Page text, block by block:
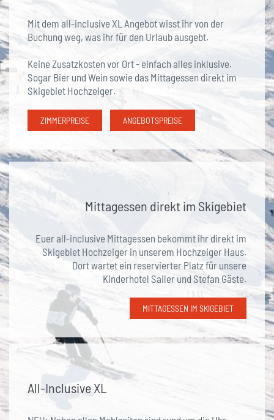
Mit dem all-inclusive XL Angebot wisst ihr von der
Buchung weg, was ihr für den Urlaub ausgebt.
Keine Zusatzkosten vor Ort - einfach alles inklusive.
Sogar Bier und Wein sowie das Mittagessen direkt im
Skigebiet Hochzeiger.
ZIMMERPREISE ANGEBOTSPREISE
Mittagessen direkt im Skigebiet
Euer all-inclusive Mittagessen bekommt ihr direkt im
Skigebiet Hochzeiger in unserem Hochzeiger Haus.
Dort wartet ein reservierter Platz für unsere
Kinderhotel Sailer und Stefan Gäste.
MITTAGESSEN IM SKIGEBIET
All-Inclusive XL